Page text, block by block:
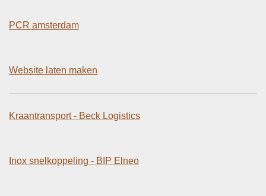
PCR amsterdam
Website laten maken
Kraantransport - Beck Logistics
Inox snelkoppeling - BIP Elneo